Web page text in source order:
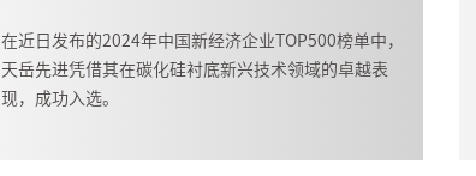
在近日发布的2024年中国新经济企业TOP500榜单中，
天岳先进凭借其在碳化硅衬底新兴技术领域的卓越表
现，成功入选。